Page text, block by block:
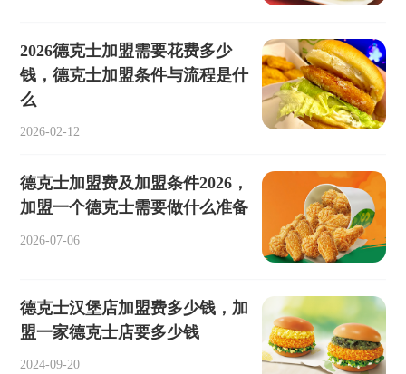
2026德克士加盟需要花费多少
钱，德克士加盟条件与流程是什
么
2026-02-12
德克士加盟费及加盟条件2026，
加盟一个德克士需要做什么准备
2026-07-06
德克士汉堡店加盟费多少钱，加
盟一家德克士店要多少钱
2024-09-20